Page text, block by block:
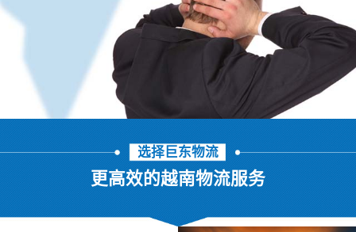
选择巨东物流
更高效的越南物流服务